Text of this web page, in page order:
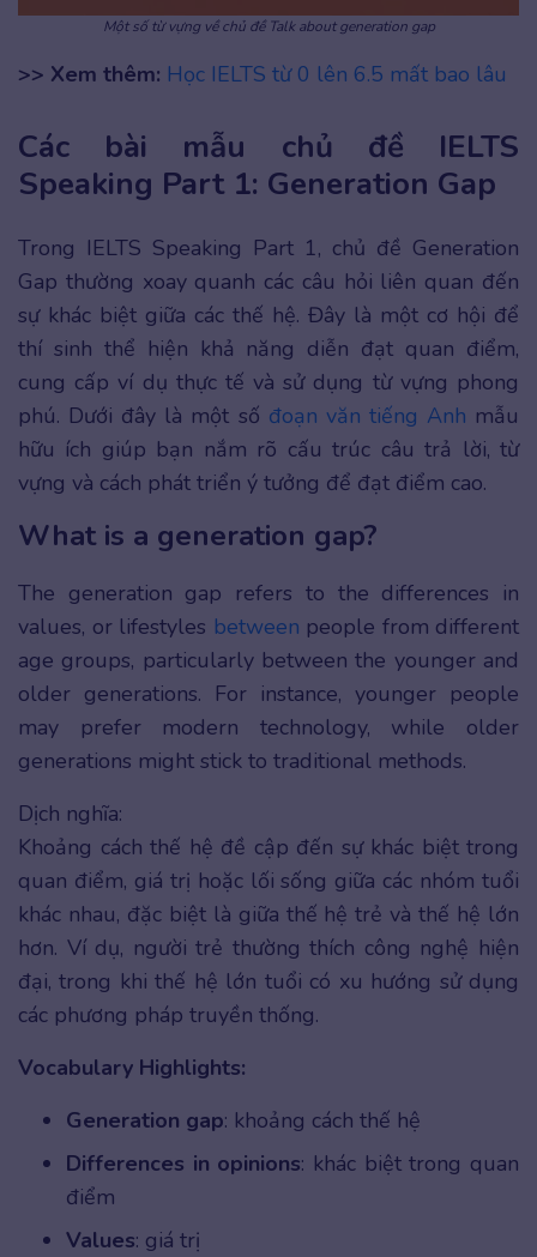
Một số từ vựng về chủ đề Talk about generation gap
>> Xem thêm: Học IELTS từ 0 lên 6.5 mất bao lâu
Các bài mẫu chủ đề IELTS
Speaking Part 1: Generation Gap
Trong IELTS Speaking Part 1, chủ đề Generation
Gap thường xoay quanh các câu hỏi liên quan đến
sự khác biệt giữa các thế hệ. Đây là một cơ hội để
thí sinh thể hiện khả năng diễn đạt quan điểm,
cung cấp ví dụ thực tế và sử dụng từ vựng phong
phú. Dưới đây là một số đoạn văn tiếng Anh mẫu
hữu ích giúp bạn nắm rõ cấu trúc câu trả lời, từ
vựng và cách phát triển ý tưởng để đạt điểm cao.
What is a generation gap?
The generation gap refers to the differences in
values, or lifestyles between people from different
age groups, particularly between the younger and
older generations. For instance, younger people
may prefer modern technology, while older
generations might stick to traditional methods.
Dịch nghĩa:
Khoảng cách thế hệ đề cập đến sự khác biệt trong
quan điểm, giá trị hoặc lối sống giữa các nhóm tuổi
khác nhau, đặc biệt là giữa thế hệ trẻ và thế hệ lớn
hơn. Ví dụ, người trẻ thường thích công nghệ hiện
đại, trong khi thế hệ lớn tuổi có xu hướng sử dụng
các phương pháp truyền thống.
Vocabulary Highlights:
Generation gap: khoảng cách thế hệ
Differences in opinions: khác biệt trong quan
điểm
Values: giá trị